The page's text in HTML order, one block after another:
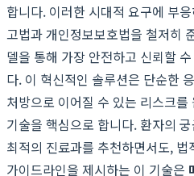
합니다. 이러한 시대적 요구에 부
고법과 개인정보보호법을 철저히
델을 통해 가장 안전하고 신뢰할
다. 이 혁신적인 솔루션은 단순한
처방으로 이어질 수 있는 리스크
기술을 핵심으로 합니다. 환자의
최적의 진료과를 추천하면서도,
가이드라인을 제시하는 이 기술은